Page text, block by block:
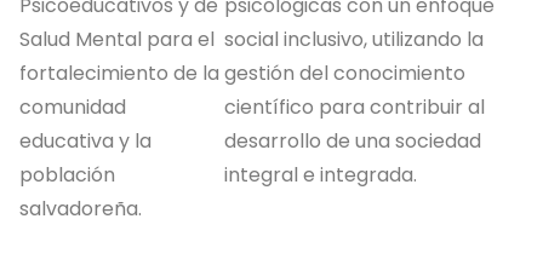
Salud Mental para el
fortalecimiento de la
comunidad
educativa y la
población
salvadoreña.
social inclusivo, utilizando la
gestión del conocimiento
científico para contribuir al
desarrollo de una sociedad
integral e integrada.